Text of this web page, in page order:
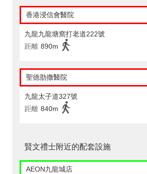
香港浸信會醫院
九龍九龍塘窩打老道222號
距離 890m
聖德肋撒醫院
九龍太子道327號
距離 840m
賢文禮士附近的配套設施
AEON九龍城店